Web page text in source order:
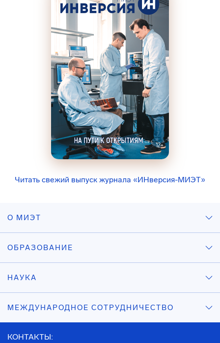
Читать свежий выпуск журнала «ИНверсия-МИЭТ»
О МИЭТ
ОБРАЗОВАНИЕ
НАУКА
МЕЖДУНАРОДНОЕ СОТРУДНИЧЕСТВО
КОНТАКТЫ: